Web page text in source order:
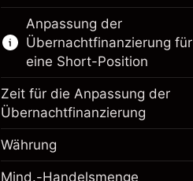
CFDs
Margin. Ihre Investition
Anpassung der
Anpassung der
Übernachtfinanzierung für
eine Short-Position
Zeit für die Anpassung der
Übernachtfinanzierung
Währung
Mind.-Handelsmenge